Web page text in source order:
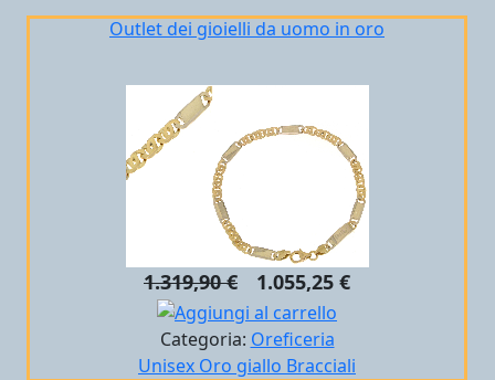
Outlet dei gioielli da uomo in oro
1.319,90 € 1.055,25 €
Categoria: Oreficeria
Unisex Oro giallo Bracciali